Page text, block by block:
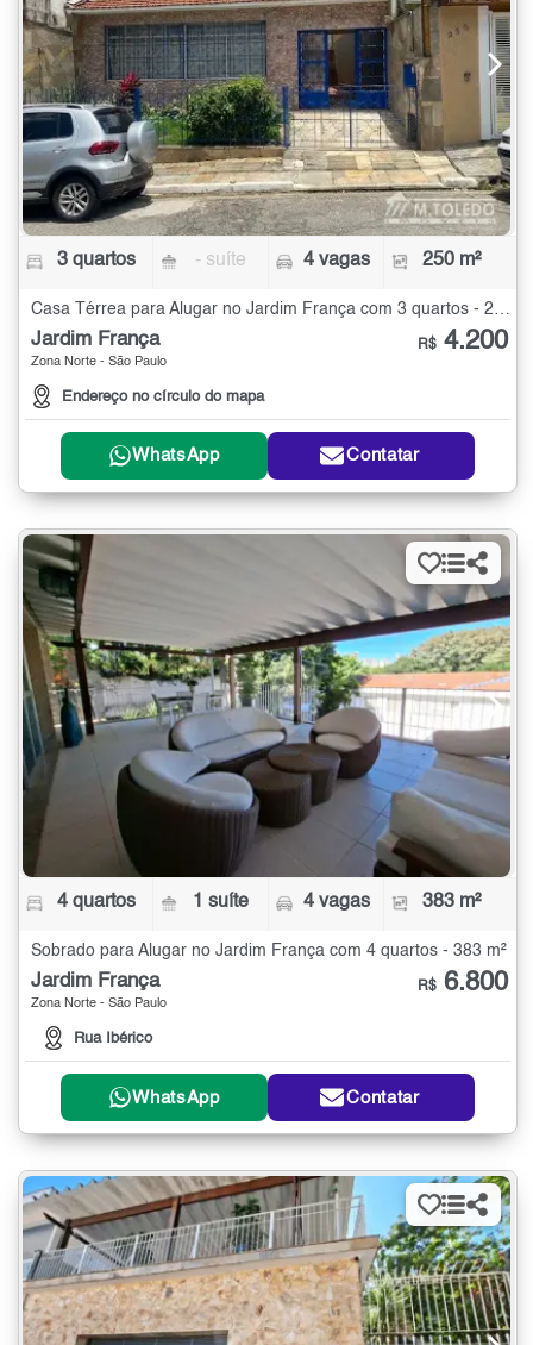
3 quartos - suíte 4 vagas 250 m²
Jardim França
Zona Norte - São Paulo
Endereço no círculo do mapa
R$ 4.200
WhatsApp Contatar
4 quartos 1 suíte 4 vagas 383 m²
Sobrado para Alugar no Jardim França com 4 quartos - 383 m²
Jardim França
Zona Norte - São Paulo
Rua Ibérico
R$ 6.800
WhatsApp Contatar